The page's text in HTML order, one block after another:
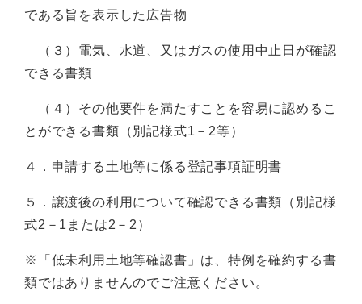
である旨を表示した広告物
（３）電気、水道、又はガスの使用中止日が確認
できる書類
（４）その他要件を満たすことを容易に認めるこ
とができる書類（別記様式1－2等）
４．申請する土地等に係る登記事項証明書
５．譲渡後の利用について確認できる書類（別記様
式2－1または2－2）
※「低未利用土地等確認書」は、特例を確約する書
類ではありませんのでご注意ください。